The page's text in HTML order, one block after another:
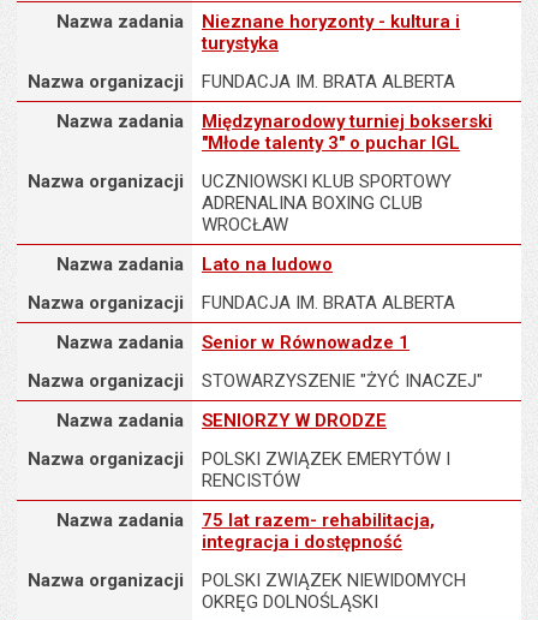
Nazwa zadania
Nazwa zadania
Nieznane horyzonty - kultura i
turystyka
Nazwa organizacji
FUNDACJA IM. BRATA ALBERTA
Nazwa zadania
Nazwa zadania
Międzynarodowy turniej bokserski
"Młode talenty 3" o puchar IGL
Nazwa organizacji
UCZNIOWSKI KLUB SPORTOWY
ADRENALINA BOXING CLUB
WROCŁAW
Nazwa zadania
Nazwa zadania
Lato na ludowo
Nazwa organizacji
FUNDACJA IM. BRATA ALBERTA
Nazwa zadania
Nazwa zadania
Senior w Równowadze 1
Nazwa organizacji
STOWARZYSZENIE "ŻYĆ INACZEJ"
Nazwa zadania
Nazwa zadania
SENIORZY W DRODZE
Nazwa organizacji
POLSKI ZWIĄZEK EMERYTÓW I
RENCISTÓW
Nazwa zadania
Nazwa zadania
75 lat razem- rehabilitacja,
integracja i dostępność
Nazwa organizacji
POLSKI ZWIĄZEK NIEWIDOMYCH
OKRĘG DOLNOŚLĄSKI